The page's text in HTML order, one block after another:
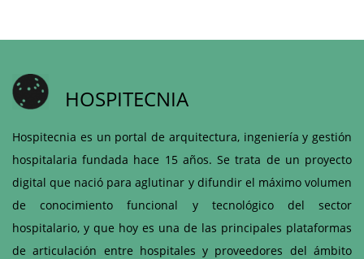
HOSPITECNIA
Hospitecnia es un portal de arquitectura, ingeniería y gestión
hospitalaria fundada hace 15 años. Se trata de un proyecto
digital que nació para aglutinar y difundir el máximo volumen
de conocimiento funcional y tecnológico del sector
hospitalario, y que hoy es una de las principales plataformas
de articulación entre hospitales y proveedores del ámbito